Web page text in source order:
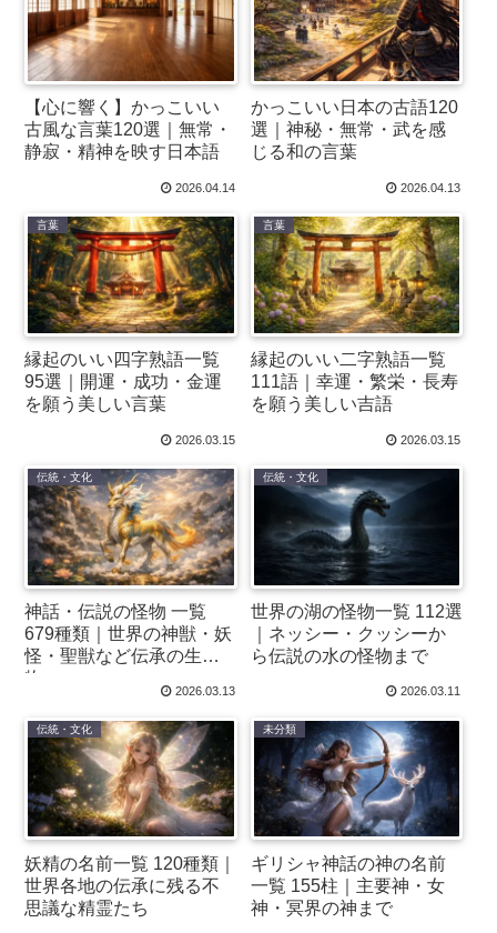
【心に響く】かっこいい
古風な言葉120選｜無常・
静寂・精神を映す日本語
2026.04.14
かっこいい日本の古語120
選｜神秘・無常・武を感
じる和の言葉
2026.04.13
言葉
縁起のいい四字熟語一覧
95選｜開運・成功・金運
を願う美しい言葉
2026.03.15
言葉
縁起のいい二字熟語一覧
111語｜幸運・繁栄・長寿
を願う美しい吉語
2026.03.15
伝統・文化
神話・伝説の怪物 一覧
679種類｜世界の神獣・妖
怪・聖獣など伝承の生き
物
2026.03.13
伝統・文化
世界の湖の怪物一覧 112選
｜ネッシー・クッシーか
ら伝説の水の怪物まで
2026.03.11
伝統・文化
妖精の名前一覧 120種類｜
世界各地の伝承に残る不
思議な精霊たち
未分類
ギリシャ神話の神の名前
一覧 155柱｜主要神・女
神・冥界の神まで